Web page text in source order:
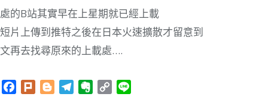
的B站其實早在上星期就已經上載
片上傳到推特之後在日本火速擴散才留意到
再去找尋原來的上載處….
Facebook
Plurk BloggerTelegramEvernote
Copy